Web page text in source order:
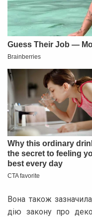
Вона також
дію закону про